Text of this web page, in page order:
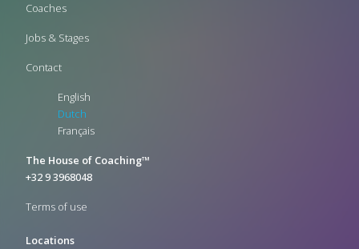
Coaches
Jobs & Stages
Contact
English
Dutch
Français
The House of Coaching™
+32 9 3968048
Terms of use
Locations